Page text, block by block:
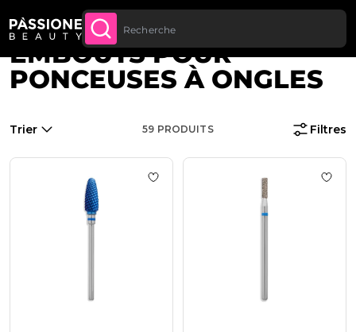
Livraison gratuite sur toutes les commandes à
partir de 70 €.
CONTENU
Fil d'Ariane
Home Appareils et instruments
EMBOUTS POUR
PONCEUSES À ONGLES
Trier 59 PRODUITS Filtres
Ajouter à la liste de souhaits